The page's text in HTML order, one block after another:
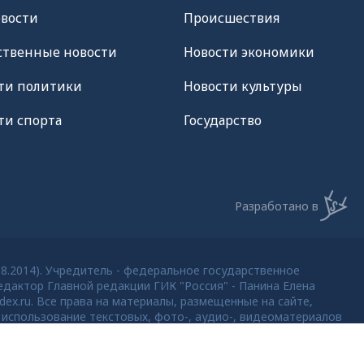
новости
политики
спорта
Происшествия
Новости экономики
Новости культуры
Государство
Разработано в
Учредитель - федеральное государственное
Главной редакции ГИК "Россия" - Панина Елена
Все права на материалы, размещенные на сайте,
текстовых, фото-, аудио-, видеоматериалов